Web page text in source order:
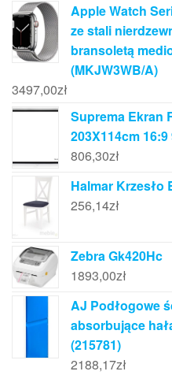
Apple Watch
ze stali
bransoletą
(MKJW3WB/A)
3497,00zł
Suprema Ekran
203X114cm
806,30zł
Halmar Krzesło
256,14zł
Zebra Gk420Hc
1893,00zł
AJ Podłogowe
absorbujące
(215781)
2188,17zł